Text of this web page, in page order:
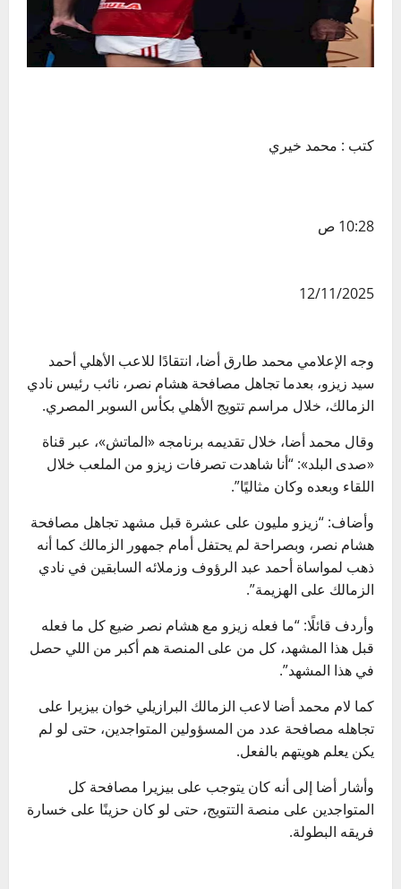
كتب : محمد خيري
10:28 ص
12/11/2025
وجه الإعلامي محمد طارق أضا، انتقادًا للاعب الأهلي أحمد
سيد زيزو، بعدما تجاهل مصافحة هشام نصر، نائب رئيس نادي
الزمالك، خلال مراسم تتويج الأهلي بكأس السوبر المصري.
وقال محمد أضا، خلال تقديمه برنامجه «الماتش»، عبر قناة
«صدى البلد»: “أنا شاهدت تصرفات زيزو من الملعب خلال
اللقاء وبعده وكان مثاليًا”.
وأضاف: “زيزو مليون على عشرة قبل مشهد تجاهل مصافحة
هشام نصر، وبصراحة لم يحتفل أمام جمهور الزمالك كما أنه
ذهب لمواساة أحمد عبد الرؤوف وزملائه السابقين في نادي
الزمالك على الهزيمة”.
وأردف قائلًا: “ما فعله زيزو مع هشام نصر ضيع كل ما فعله
قبل هذا المشهد، كل من على المنصة هم أكبر من اللي حصل
في هذا المشهد”.
كما لام محمد أضا لاعب الزمالك البرازيلي خوان بيزيرا على
تجاهله مصافحة عدد من المسؤولين المتواجدين، حتى لو لم
يكن يعلم هويتهم بالفعل.
وأشار أضا إلى أنه كان يتوجب على بيزيرا مصافحة كل
المتواجدين على منصة التتويج، حتى لو كان حزينًا على خسارة
فريقه البطولة.